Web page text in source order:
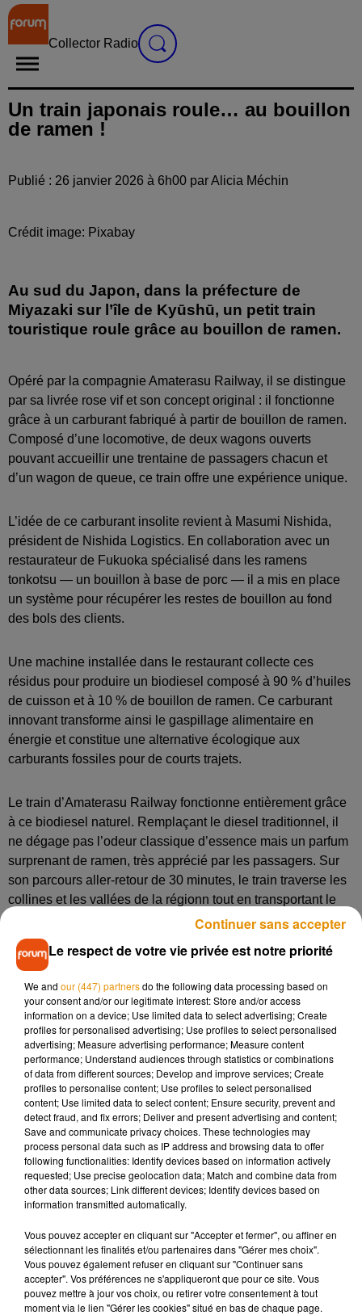
Collector Radio
Un train japonais roule… au bouillon
de ramen !
Publié : 26 janvier 2026 à 6h00 par Alicia Méchin
Crédit image: Pixabay
Au sud du Japon, dans la préfecture de
Miyazaki sur l’île de Kyūshū, un petit train
touristique roule grâce au bouillon de ramen.
Opéré par la compagnie Amaterasu Railway, il se distingue
par sa livrée rose vif et son concept original : il fonctionne
grâce à un carburant fabriqué à partir de bouillon de ramen.
Composé d’une locomotive, de deux wagons ouverts
pouvant accueillir une trentaine de passagers chacun et
d’un wagon de queue, ce train offre une expérience unique.
L’idée de ce carburant insolite revient à Masumi Nishida,
président de Nishida Logistics. En collaboration avec un
restaurateur de Fukuoka spécialisé dans les ramens
tonkotsu — un bouillon à base de porc — il a mis en place
un système pour récupérer les restes de bouillon au fond
des bols des clients.
Une machine installée dans le restaurant collecte ces
résidus pour produire un biodiesel composé à 90 % d’huiles
de cuisson et à 10 % de bouillon de ramen. Ce carburant
innovant transforme ainsi le gaspillage alimentaire en
énergie et constitue une alternative écologique aux
carburants fossiles pour de courts trajets.
Le train d’Amaterasu Railway fonctionne entièrement grâce
à ce biodiesel naturel. Remplaçant le diesel traditionnel, il
ne dégage pas l’odeur classique d’essence mais un parfum
surprenant de ramen, très apprécié par les passagers. Sur
son parcours aller-retour de 30 minutes, le train traverse les
collines et les vallées de la régionn tout en transportant le
maximum de 60 passagers à bord.
Cependant, ce carburant présente certaines limites. Sa
production reste limitée et ne permet pas de faire circuler un
réseau ferroviaire complet ni d’atteindre de grandes
vitesses. Il doit être consommé rapidement, sous peine
d’oxydation qui peut affecter les performances du train. De
plus, son coût reste supérieur à celui du diesel classique en
raison de l’entretien nécessaire des filtres.
Malgré ces contraintes, le bouillon de ramen utilisé comme
carburant constitue un exemple fascinant d’innovation
durable, combinant tourisme, gastronomie et protection de
l’environnement.
Musique
7 août 2026
Le respect de votre vie privée est notre priorité
We and our (447) partnersdo the following data processing based on
your consent and/or our legitimate interest: Store and/or access
information on a device; Use limited data to select advertising; Create
profiles for personalised advertising; Use profiles to select personalised
advertising; Measure advertising performance; Measure content
performance; Understand audiences through statistics or combinations
of data from different sources; Develop and improve services; Create
profiles to personalise content; Use profiles to select personalised
content; Use limited data to select content; Ensure security, prevent and
detect fraud, and fix errors; Deliver and present advertising and content;
Save and communicate privacy choices. These technologies may
process personal data such as IP address and browsing data to offer
following functionalities: Identify devices based on information actively
requested; Use precise geolocation data; Match and combine data from
other data sources; Link different devices; Identify devices based on
information transmitted automatically.
Vous pouvez accepter en cliquant sur "Accepter et fermer", ou affiner en
sélectionnant les finalités et/ou partenaires dans "Gérer mes choix".
Vous pouvez également refuser en cliquant sur "Continuer sans
accepter". Vos préférences ne s'appliqueront que pour ce site. Vous
pouvez mettre à jour vos choix, ou retirer votre consentement à tout
moment via le lien "Gérer les cookies" situé en bas de chaque page.
Continuer sans accepter